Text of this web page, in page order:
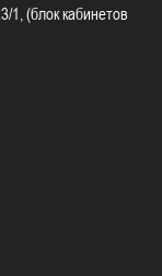
1, (блок кабинетов